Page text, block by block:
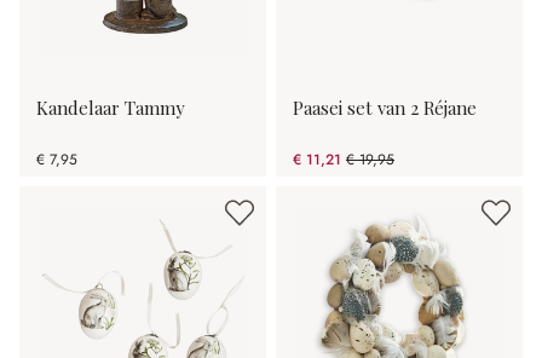
Kandelaar Tammy
€ 7,95
Paasei set van 2 Réjane
€ 11,21 € 19,95
(43.81% gespart)